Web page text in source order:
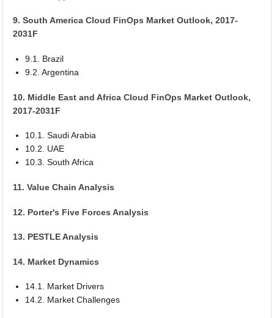
9. South America Cloud FinOps Market Outlook, 2017-
2031F
9.1. Brazil
9.2. Argentina
10. Middle East and Africa Cloud FinOps Market Outlook,
2017-2031F
10.1. Saudi Arabia
10.2. UAE
10.3. South Africa
11. Value Chain Analysis
12. Porter's Five Forces Analysis
13. PESTLE Analysis
14. Market Dynamics
14.1. Market Drivers
14.2. Market Challenges